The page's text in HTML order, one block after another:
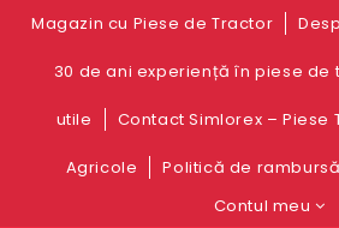
Magazin cu Piese de Tractor
30 de ani experiență în piese de
utile Contact Simlorex – Piese
Agricole
Politică de
Contul meu